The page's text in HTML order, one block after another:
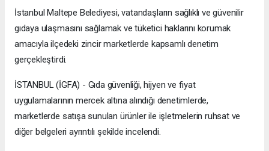
İstanbul Maltepe Belediyesi, vatandaşların sağlıklı ve güvenilir
gıdaya ulaşmasını sağlamak ve tüketici haklarını korumak
amacıyla ilçedeki zincir marketlerde kapsamlı denetim
gerçekleştirdi.
İSTANBUL (İGFA) - Gıda güvenliği, hijyen ve fiyat
uygulamalarının mercek altına alındığı denetimlerde,
marketlerde satışa sunulan ürünler ile işletmelerin ruhsat ve
diğer belgeleri ayrıntılı şekilde incelendi.